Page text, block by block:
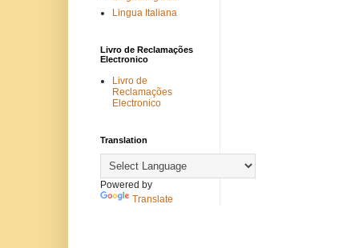
Lingua Italiana
Livro de Reclamações
Electronico
Livro de
Reclamações
Electronico
Translation
Powered by
Translate